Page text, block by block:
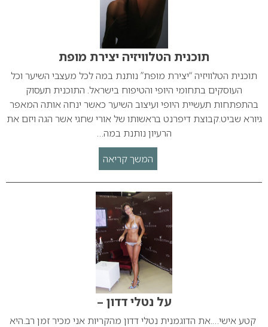
תוכנית הטלוויזיה יצירת מופת
תוכנית הטלוויזיה “יצירת מופת” נותנת במה לכל מעצבי השיער וכל
העוסקים בתחומי היופי והטיפוח בישראל. התוכנית תעסוק
בהתפתחות תעשיית היופי ועיצוב השיער כאשר ינחה אותה המאפר
גיורא שביט.קבוצת דיפרנט בראשותו של אורי שחגי אשר הגה ויזם את
הרעיון נותנת במה…
המשך קריאה
על נטלי דדון –
קטע אישי….את הדוגמנית נטלי דדון מהקריות אני מכיר זמן רב.היא